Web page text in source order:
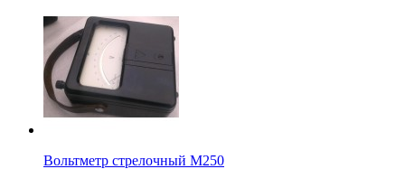
Вольтметр стрелочный М250